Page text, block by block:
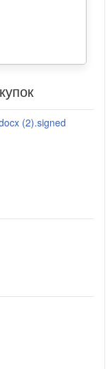
(2).signed